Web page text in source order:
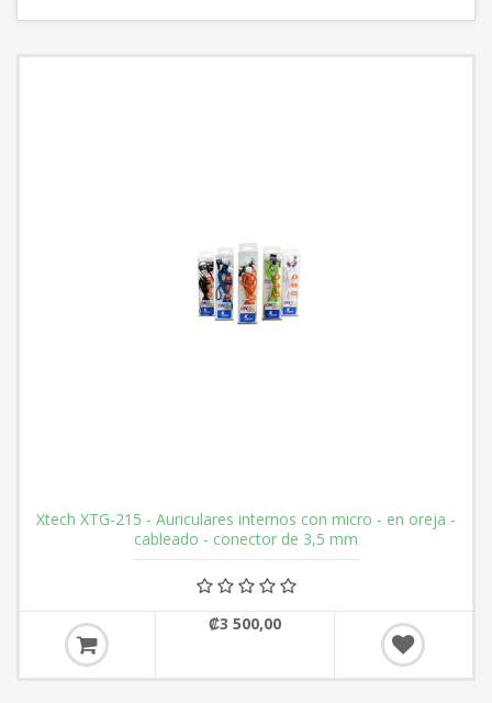
Xtech XTG-215 - Auriculares internos con micro - en oreja -
cableado - conector de 3,5 mm
₡3 500,00